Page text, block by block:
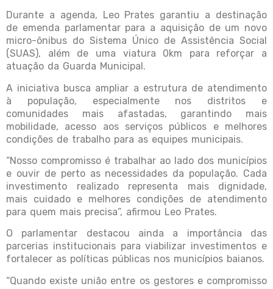
Durante a agenda, Leo Prates garantiu a destinação
de emenda parlamentar para a aquisição de um novo
micro-ônibus do Sistema Único de Assistência Social
(SUAS), além de uma viatura 0km para reforçar a
atuação da Guarda Municipal.
A iniciativa busca ampliar a estrutura de atendimento
à população, especialmente nos distritos e
comunidades mais afastadas, garantindo mais
mobilidade, acesso aos serviços públicos e melhores
condições de trabalho para as equipes municipais.
“Nosso compromisso é trabalhar ao lado dos municípios
e ouvir de perto as necessidades da população. Cada
investimento realizado representa mais dignidade,
mais cuidado e melhores condições de atendimento
para quem mais precisa”, afirmou Leo Prates.
O parlamentar destacou ainda a importância das
parcerias institucionais para viabilizar investimentos e
fortalecer as políticas públicas nos municípios baianos.
“Quando existe união entre os gestores e compromisso